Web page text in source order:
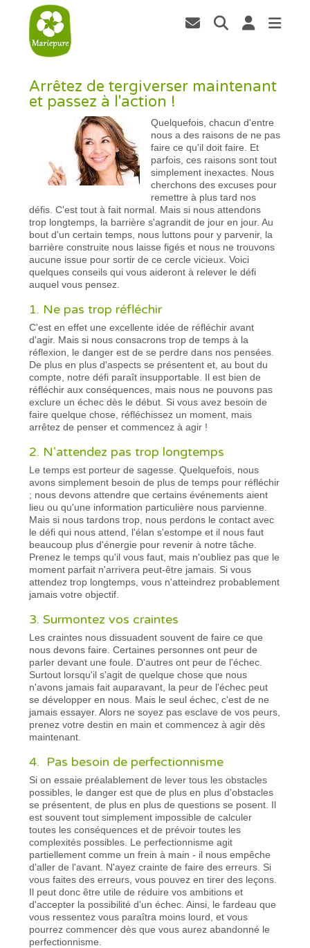
Arrêtez de tergiverser maintenant
et passez à l'action !
Quelquefois, chacun d'entre
nous a des raisons de ne pas
faire ce qu'il doit faire. Et
parfois, ces raisons sont tout
simplement inexactes. Nous
cherchons des excuses pour
remettre à plus tard nos
défis. C'est tout à fait normal. Mais si nous attendons
trop longtemps, la barrière s'agrandit de jour en jour. Au
bout d'un certain temps, nous luttons pour y parvenir, la
barrière construite nous laisse figés et nous ne trouvons
aucune issue pour sortir de ce cercle vicieux. Voici
quelques conseils qui vous aideront à relever le défi
auquel vous pensez.
1. Ne pas trop réfléchir
C'est en effet une excellente idée de réfléchir avant
d'agir. Mais si nous consacrons trop de temps à la
réflexion, le danger est de se perdre dans nos pensées.
De plus en plus d'aspects se présentent et, au bout du
compte, notre défi paraît insupportable. Il est bien de
réfléchir aux conséquences, mais nous ne pouvons pas
exclure un échec dès le début. Si vous avez besoin de
faire quelque chose, réfléchissez un moment, mais
arrêtez de penser et commencez à agir !
2. N'attendez pas trop longtemps
Le temps est porteur de sagesse. Quelquefois, nous
avons simplement besoin de plus de temps pour réfléchir
; nous devons attendre que certains événements aient
lieu ou qu'une information particulière nous parvienne.
Mais si nous tardons trop, nous perdons le contact avec
le défi qui nous attend, l'élan s'estompe et il nous faut
beaucoup plus d'énergie pour revenir à notre tâche.
Prenez le temps qu'il vous faut, mais n'oubliez pas que le
moment parfait n'arrivera peut-être jamais. Si vous
attendez trop longtemps, vous n'atteindrez probablement
jamais votre objectif.
3. Surmontez vos craintes
Les craintes nous dissuadent souvent de faire ce que
nous devons faire. Certaines personnes ont peur de
parler devant une foule. D'autres ont peur de l'échec.
Surtout lorsqu'il s'agit de quelque chose que nous
n'avons jamais fait auparavant, la peur de l'échec peut
se développer en nous. Mais le seul échec, c'est de ne
jamais essayer. Alors ne soyez pas esclave de vos peurs,
prenez votre destin en main et commencez à agir dès
maintenant.
4. Pas besoin de perfectionnisme
Si on essaie préalablement de lever tous les obstacles
possibles, le danger est que de plus en plus d'obstacles
se présentent, de plus en plus de questions se posent. Il
est souvent tout simplement impossible de calculer
toutes les conséquences et de prévoir toutes les
complexités possibles. Le perfectionnisme agit
partiellement comme un frein à main - il nous empêche
d'aller de l'avant. N'ayez crainte de faire des erreurs. Si
vous faites des erreurs, vous pouvez en tirer des leçons.
Il peut donc être utile de réduire vos ambitions et
d'accepter la possibilité d'un échec. Ainsi, le fardeau que
vous ressentez vous paraîtra moins lourd, et vous
pourrez commencer dès que vous aurez abandonné le
perfectionnisme.